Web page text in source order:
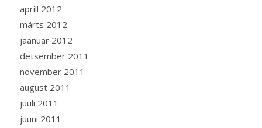
aprill 2012
märts 2012
jaanuar 2012
detsember 2011
november 2011
august 2011
juuli 2011
juuni 2011